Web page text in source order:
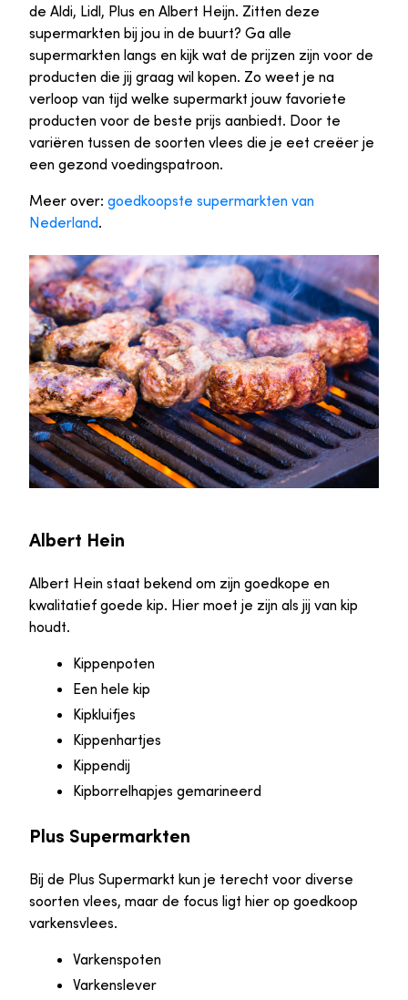
de Aldi, Lidl, Plus en Albert Heijn. Zitten deze
supermarkten bij jou in de buurt? Ga alle
supermarkten langs en kijk wat de prijzen zijn voor de
producten die jij graag wil kopen. Zo weet je na
verloop van tijd welke supermarkt jouw favoriete
producten voor de beste prijs aanbiedt. Door te
variëren tussen de soorten vlees die je eet creëer je
een gezond voedingspatroon.
Meer over: goedkoopste supermarkten van
Nederland.
Albert Hein
Albert Hein staat bekend om zijn goedkope en
kwalitatief goede kip. Hier moet je zijn als jij van kip
houdt.
Kippenpoten
Een hele kip
Kipkluifjes
Kippenhartjes
Kippendij
Kipborrelhapjes gemarineerd
Plus Supermarkten
Bij de Plus Supermarkt kun je terecht voor diverse
soorten vlees, maar de focus ligt hier op goedkoop
varkensvlees.
Varkenspoten
Varkenslever